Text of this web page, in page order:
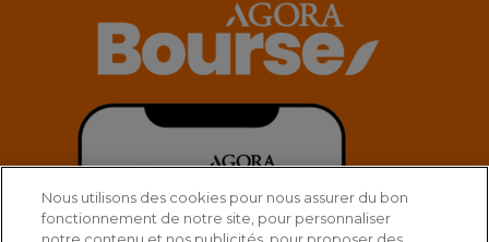
Nous utilisons des cookies pour nous assurer du bon
fonctionnement de notre site, pour personnaliser